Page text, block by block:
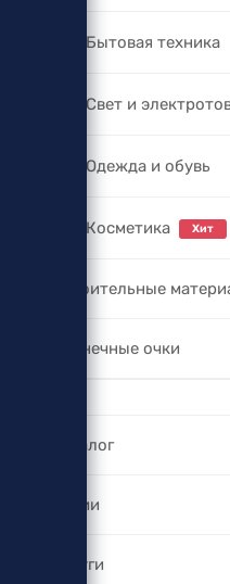
Бытовая техника
Свет и
Одежда и обувь
Косметика Хит
Строительные
Солнечные очки
Каталог
Акции
Услуги